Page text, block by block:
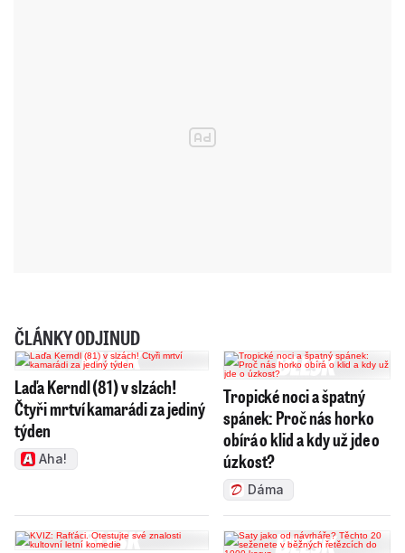
ČLÁNKY ODJINUD
Laďa Kerndl (81) v slzách!
Čtyři mrtví kamarádi za jediný
týden
Aha!
Tropické noci a špatný
spánek: Proč nás horko
obírá o klid a kdy už jde o
úzkost?
Dáma